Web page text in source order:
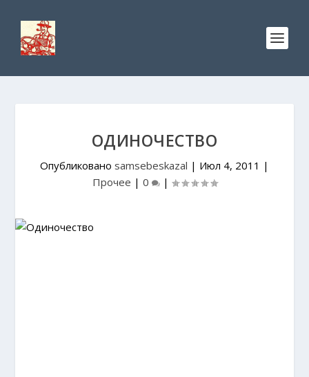
ОДИНОЧЕСТВО
Опубликовано samsebeskazal | Июл 4, 2011 |
Прочее | 0 |